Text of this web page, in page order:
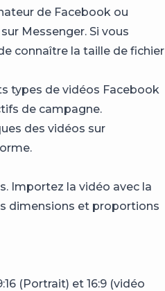
de Facebook ou
Messenger. Si vous
connaître la taille de fichier
types de vidéos Facebook
de campagne.
des vidéos sur
Importez la vidéo avec la
dimensions et proportions
(Portrait) et 16:9 (vidéo